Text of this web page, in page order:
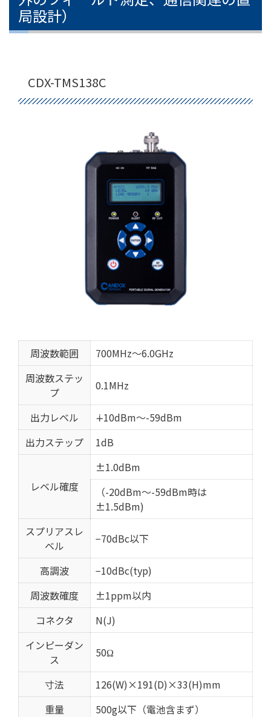
局設計）
CDX-TMS138C
周波数範囲
700MHz～6.0GHz
周波数ステッ
プ
0.1MHz
出力レベル
∔10dBm～-59dBm
出力ステップ
1dB
レベル確度
±1.0dBm
（-20dBm～-59dBm時は
±1.5dBm)
スプリアスレ
ベル
−70dBc以下
高調波
−10dBc(typ)
周波数確度
±1ppm以内
コネクタ
N(J)
インピーダン
ス
50Ω
寸法
126(W)×191(D)×33(H)mm
重量
500g以下（電池含まず）